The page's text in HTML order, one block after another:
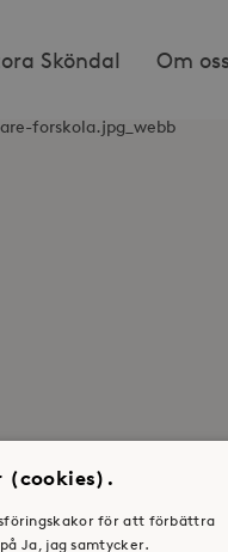
Sköndal Om
forskola.jpg_webb
(cookies).
för att förbättra
Ja, jag samtycker.